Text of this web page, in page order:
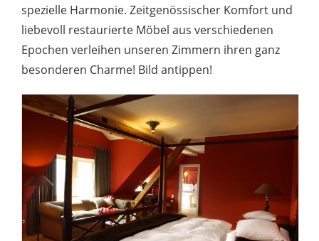
spezielle Harmonie. Zeitgenössischer Komfort und
liebevoll restaurierte Möbel aus verschiedenen
Epochen verleihen unseren Zimmern ihren ganz
besonderen Charme! Bild antippen!